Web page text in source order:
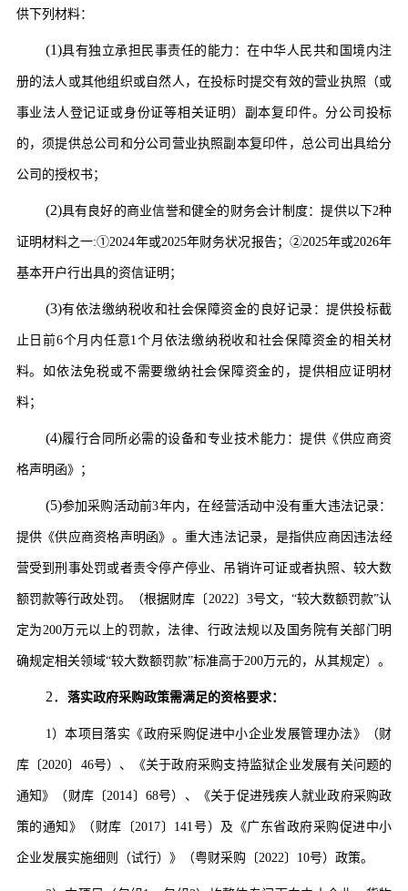
供下列材料：
(1)具有独立承担民事责任的能力：在中华人民共和国境内注
册的法人或其他组织或自然人，在投标时提交有效的营业执照（或
事业法人登记证或身份证等相关证明）副本复印件。分公司 投标
的，须提供总公司和分公司营业执照副本复印件，总公司出具给分
公司 的授权书；
(2)具有良好的商业信誉和健全的财务会计制度：提供以下2种
证明材料之一:①2024年或2025年财务状况报告；②2025年或2026年
基本开户行出具的资信证明；
(3)有依法缴纳税收和社会保障资金的良好记录：提供投标截
止日前6个月内任意1个月依法缴纳税收和社会保障资金的相关材
料。如依法免税或不需要缴纳社会保障资金的，提供相应证明材
料；
(4)履行合同所必需的设备和专业技术能力：提供《供应商资
格声明函》 ；
(5)参加采购活动前3年内，在经营活动中没有重大违法记录：
提供《供应商资格声明函》 。 重大违法记录，是指供应商因违法经
营受到刑事处罚或者责令停产停业、吊销许可证或者执照、较大数
额罚款等行政处罚。（根据财库〔2022〕3号文，“较大数额罚款”认
定为200万元以上的罚款，法律、行政法规以及国务院有关部门明
确规定相关领域“较大数额罚款”标准高于200万元的，从其规定）。
2． 落实政府采购政策需满足的资格要求：
1）本项目落实《政府采购促进中小企业发展管理办法》（财
库〔2020〕46号）、《关于政府采购支持监狱企业发展有关问题的
通知》（财库〔2014〕68号）、《关于促进残疾人就业政府采购政
策的通知》（财库〔2017〕141号）及《广东省政府采购促进中小
企业发展实施细则（试行）》（粤财采购〔2022〕10号）政策。